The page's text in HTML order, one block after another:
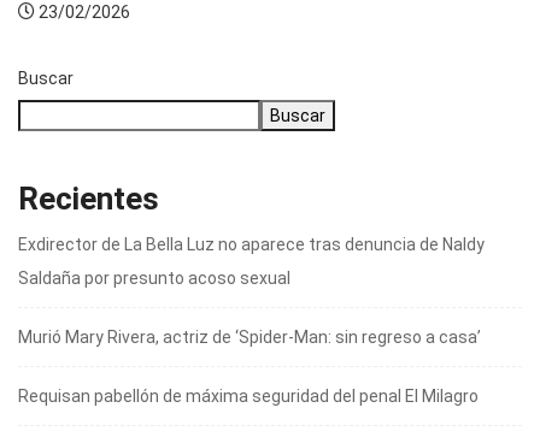
23/02/2026
Buscar
Buscar
Recientes
Exdirector de La Bella Luz no aparece tras denuncia de Naldy
Saldaña por presunto acoso sexual
Murió Mary Rivera, actriz de ‘Spider-Man: sin regreso a casa’
Requisan pabellón de máxima seguridad del penal El Milagro